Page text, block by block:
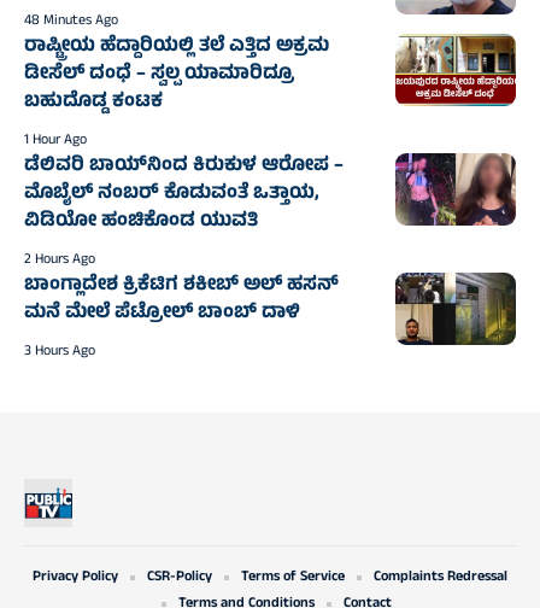
48 Minutes Ago
ರಾಷ್ಟ್ರೀಯ ಹೆದ್ದಾರಿಯಲ್ಲಿ ತಲೆ ಎತ್ತಿದ ಅಕ್ರಮ
ಡೀಸೆಲ್ ದಂಧೆ – ಸ್ವಲ್ಪ ಯಾಮಾರಿದ್ರೂ
ಬಹುದೊಡ್ಡ ಕಂಟಕ
1 Hour Ago
ಡೆಲಿವರಿ ಬಾಯ್‌ನಿಂದ ಕಿರುಕುಳ ಆರೋಪ –
ಮೊಬೈಲ್ ನಂಬರ್ ಕೊಡುವಂತೆ ಒತ್ತಾಯ,
ವಿಡಿಯೋ ಹಂಚಿಕೊಂಡ ಯುವತಿ
2 Hours Ago
ಬಾಂಗ್ಲಾದೇಶ ಕ್ರಿಕೆಟಿಗ ಶಕೀಬ್‌ ಅಲ್‌ ಹಸನ್‌
ಮನೆ ಮೇಲೆ ಪೆಟ್ರೋಲ್‌ ಬಾಂಬ್‌ ದಾಳಿ
3 Hours Ago
Privacy Policy CSR-Policy Terms of Service
Complaints Redressal